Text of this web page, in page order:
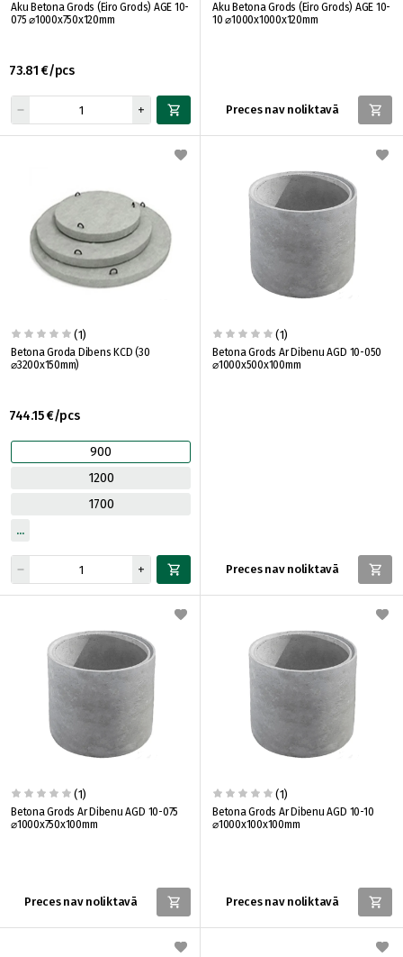
Aku Betona Grods (Eiro Grods) AGE 10-
075 ⌀1000x750x120mm
73.81 €/pcs
Aku Betona Grods (Eiro Grods) AGE 10-
10 ⌀1000x1000x120mm
Preces nav noliktavā
(1)
Betona Groda Dibens KCD (30
⌀3200x150mm)
744.15 €/pcs
900
1200
1700
(1)
Betona Grods Ar Dibenu AGD 10-050
⌀1000x500x100mm
Preces nav noliktavā
(1)
Betona Grods Ar Dibenu AGD 10-075
⌀1000x750x100mm
Preces nav noliktavā
(1)
Betona Grods Ar Dibenu AGD 10-10
⌀1000x100x100mm
Preces nav noliktavā